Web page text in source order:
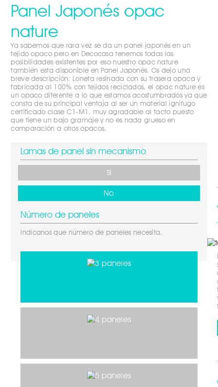
Panel Japonés opac
nature
Ya sabemos que rara vez se da un panel japonés en un
tejido opaco pero en Decocasa tenemos todas las
posibilidades existentes por eso nuestro opac nature
también esta disponible en Panel Japonés. Os dejo una
breve descripción: Loneta resinada con su trasera opaca y
fabricada al 100% con tejidos reciclados, el opac nature es
un opaco diferente a lo que estamos acostumbrados ya que
consta de su principal ventaja al ser un material ignifugo
certificado clase C1-M1, muy agradable al tacto puesto
que tiene un bajo gramaje y no es nada grueso en
comparación a otros opacos.
Lamas de panel sin mecanismo
Si
No
Número de paneles
Indícanos que número de paneles necesita.